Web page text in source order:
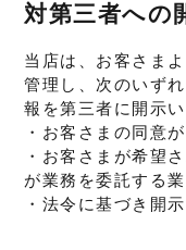
対第三者への
当店は、お客さま
管理し、次のいず
報を第三者に開示い
・お客さまの同意
・お客さまが希望
が業務を委託する
・法令に基づき開